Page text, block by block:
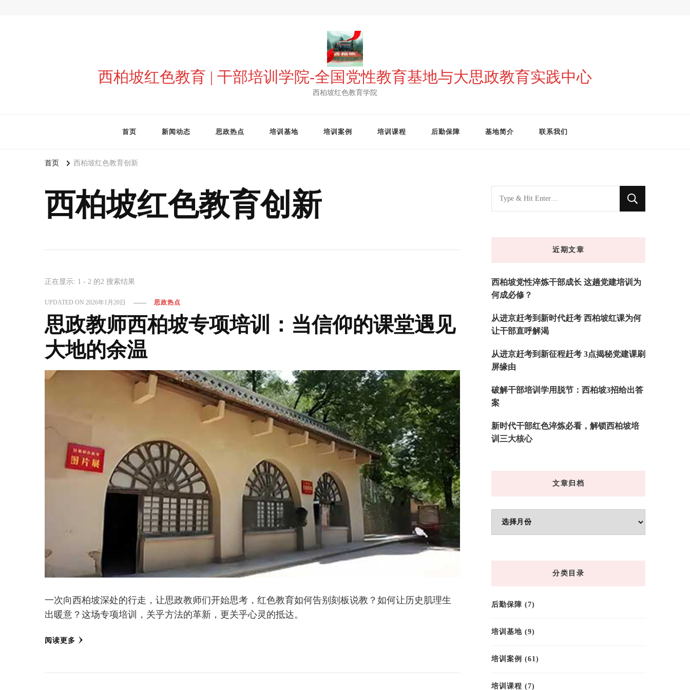
西柏坡红色教育 | 干部培训学院-全国党性教育基地与大思政教育实践中心
西柏坡红色教育学院
首页 新闻动态 思政热点 培训基地 培训案例 培训课程 后勤保障 基地简介 联系我们
首页 西柏坡红色教育创新
西柏坡红色教育创新
正在显示: 1 - 2 的2 搜索结果
UPDATED ON2026年1月20日 思政热点
思政教师西柏坡专项培训：当信仰的课堂遇见
大地的余温
一次向西柏坡深处的行走，让思政教师们开始思考，红色教育如何告别刻板说教？如何让历史肌理生
出暖意？这场专项培训，关乎方法的革新，更关乎心灵的抵达。
阅读更多
找
什
近期文章
西柏坡党性淬炼干部成长 这趟党建培训为
何成必修？
从进京赶考到新时代赶考 西柏坡红课为何
让干部直呼解渴
从进京赶考到新征程赶考 3点揭秘党建课刷
屏缘由
破解干部培训学用脱节：西柏坡3招给出答
案
新时代干部红色淬炼必看，解锁西柏坡培
训三大核心
文章归档
章
分类目录
后勤保障 (7)
培训基地 (9)
培训案例 (61)
培训课程 (7)